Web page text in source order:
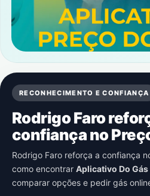
RECONHECIMENTO E CONFIANÇA
Rodrigo Faro
confiança no
Rodrigo Faro reforça a confiança
como encontrar Aplicativo Do Gás
comparar opções e pedir gás